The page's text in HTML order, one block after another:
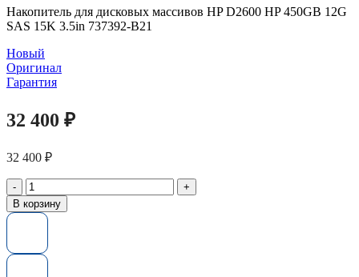
Накопитель для дисковых массивов HP D2600 HP 450GB 12G
SAS 15K 3.5in 737392-B21
Новый
Оригинал
Гарантия
32 400 ₽
32 400 ₽
Количество
товара
Жесткий
B21
В корзину